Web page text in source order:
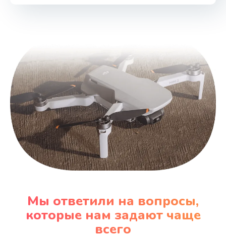
Мы ответили на вопросы,
которые нам задают чаще
всего